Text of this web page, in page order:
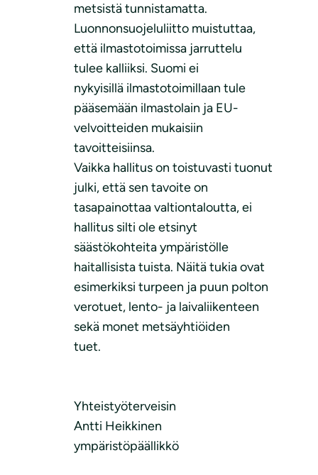
metsistä tunnistamatta.
Luonnonsuojeluliitto muistuttaa,
että ilmastotoimissa jarruttelu
tulee kalliiksi. Suomi ei
nykyisillä ilmastotoimillaan tule
pääsemään ilmastolain ja EU-
velvoitteiden mukaisiin
tavoitteisiinsa.
Vaikka hallitus on toistuvasti tuonut
julki, että sen tavoite on
tasapainottaa valtiontaloutta, ei
hallitus silti ole etsinyt
säästökohteita ympäristölle
haitallisista tuista. Näitä tukia ovat
esimerkiksi turpeen ja puun polton
verotuet, lento- ja laivaliikenteen
sekä monet metsäyhtiöiden
tuet.
Yhteistyöterveisin
Antti Heikkinen
ympäristöpäällikkö